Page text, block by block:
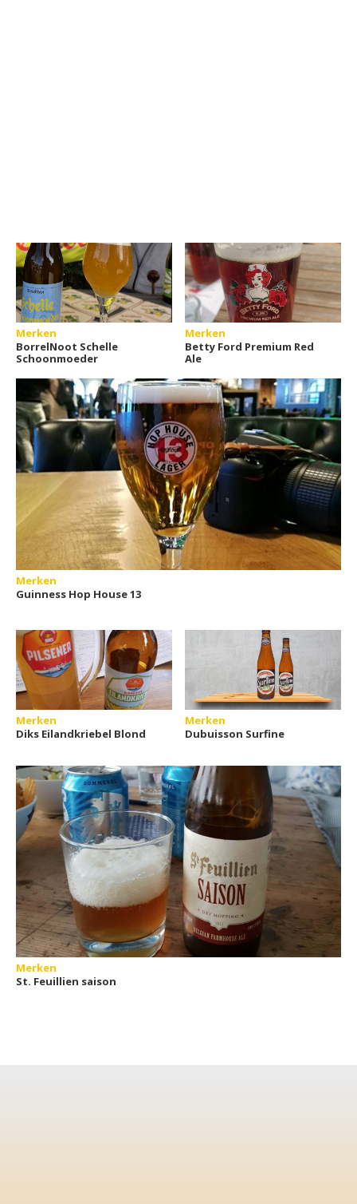
Merken
BorrelNoot Schelle
Schoonmoeder
Merken
Betty Ford Premium Red
Ale
Merken
Guinness Hop House 13
Merken
Diks Eilandkriebel Blond
Merken
Dubuisson Surfine
Merken
St. Feuillien saison